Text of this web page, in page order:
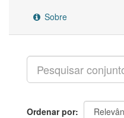
Sobre
Ordenar por